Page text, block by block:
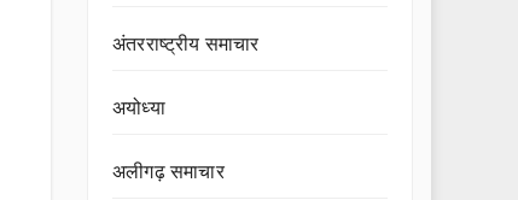
अंतरराष्ट्रीय समाचार
अयोध्या
अलीगढ़ समाचार